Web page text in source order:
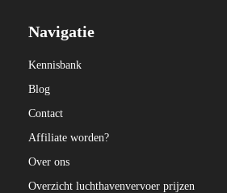
Navigatie
Kennisbank
Blog
Contact
Affiliate worden?
Over ons
Overzicht luchthavenvervoer prijzen